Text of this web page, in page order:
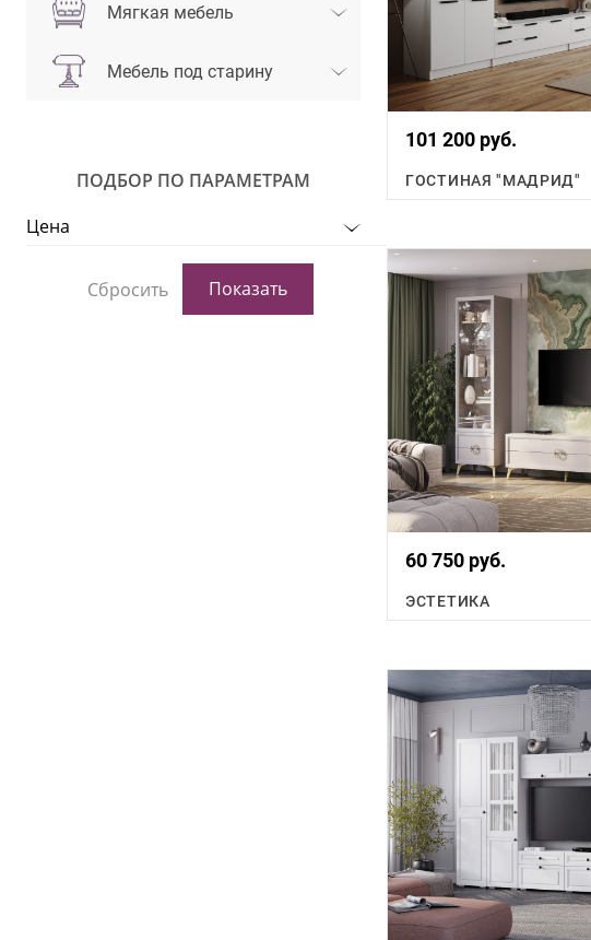
Мягкая мебель
Мебель под старину
ПОДБОР ПО ПАРАМЕТРАМ
Цена
101 200 руб.
ГОСТИНАЯ "МАДРИД"
60 750 руб.
ЭСТЕТИКА